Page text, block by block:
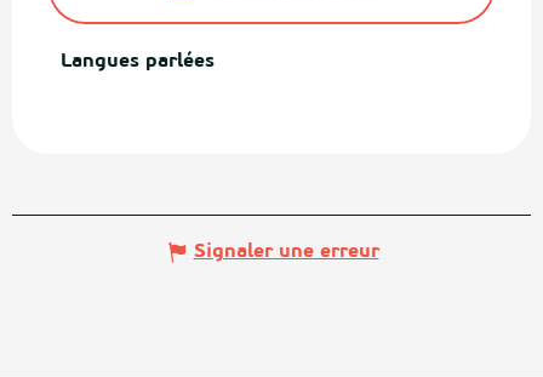
Langues parlées
Langues parlées
Signaler une erreur